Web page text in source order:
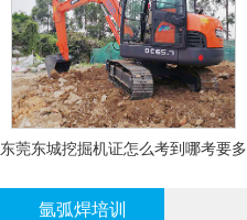
东莞东城挖掘机证怎么考到哪考要多
氩弧焊培训